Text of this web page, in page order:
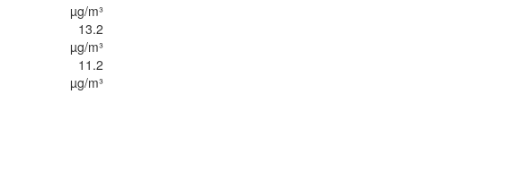
µg/m³
13.2
µg/m³
11.2
µg/m³